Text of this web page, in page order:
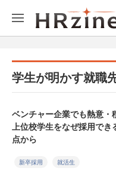
学生が明かす就職
ベンチャー企業でも熱意・
上位校学生をなぜ採用で
点から
新卒採用 就活生